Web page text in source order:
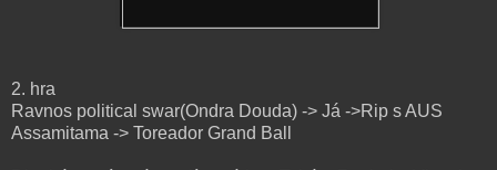
2. hra
Ravnos political swar(Ondra Douda) -> Já ->Rip s AUS
Assamitama -> Toreador Grand Ball